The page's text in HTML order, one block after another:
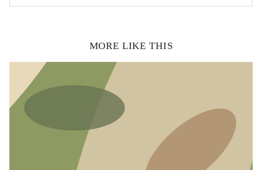
MORE LIKE THIS